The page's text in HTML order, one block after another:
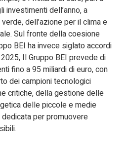
investimenti dell’anno, a
dell’azione per il clima e
Sul fronte della coesione
BEI ha invece siglato accordi
Il Gruppo BEI prevede di
fino a 95 miliardi di euro, con
dei campioni tecnologici
critiche, della gestione delle
delle piccole e medie
per promuovere